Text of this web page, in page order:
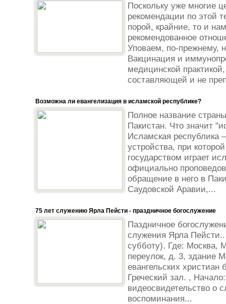
Поскольку уже многие
рекомендации по этой
порой, крайние, то и
рекомендованное
Уповаем, по-прежнему,
Вакцинация и
медицинской
составляющей и не
Возможна ли евангелизация в исламской республике?
Полное название
Пакистан. Что значит
Исламская республика
устройства, при
государством играет
официально
обращение в него в
Саудовской Аравии,...
75 лет служению Ярла Пейсти - праздничное богослужение
Паздничное
служения Ярла Пейсти..
субботу). Где: Москва,
переулок, д. 3, здание
евангельских христиан
Греческий зал. ,
видеосвидетельство о
воспоминания...